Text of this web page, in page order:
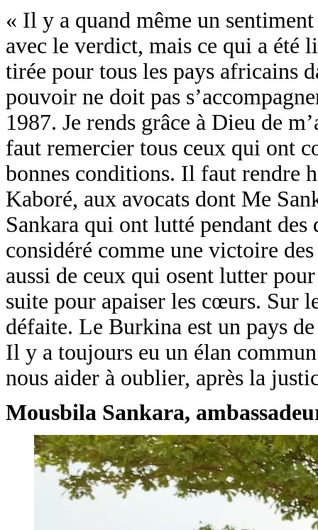
« Il y a quand même un
avec le verdict, mais ce qui a été
tirée pour tous les pays africains
pouvoir ne doit pas
1987. Je rends grâce à Dieu de
faut remercier tous ceux qui ont
bonnes conditions. Il faut rendre
Kaboré, aux avocats dont Me
Sankara qui ont lutté pendant
considéré comme une victoire
aussi de ceux qui osent lutter
suite pour apaiser les cœurs. Sur
défaite. Le Burkina est un pays
Il y a toujours eu un élan
nous aider à oublier, après la
Mousbila Sankara,